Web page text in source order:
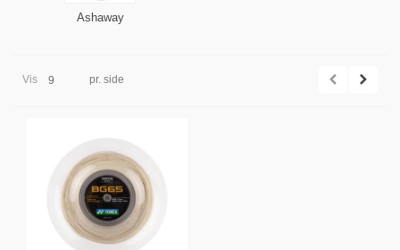
Ashaway
Vis 9 pr. side